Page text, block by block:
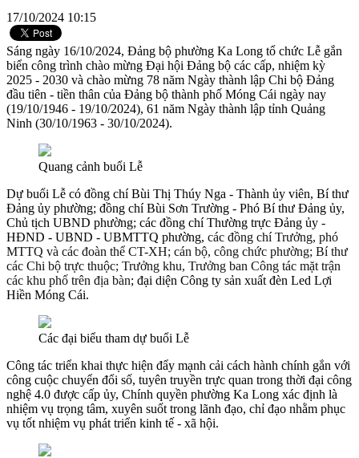
17/10/2024 10:15
Sáng ngày 16/10/2024, Đảng bộ phường Ka Long tổ chức Lễ gắn
biển công trình chào mừng Đại hội Đảng bộ các cấp, nhiệm kỳ
2025 - 2030 và chào mừng 78 năm Ngày thành lập Chi bộ Đảng
đầu tiên - tiền thân của Đảng bộ thành phố Móng Cái ngày nay
(19/10/1946 - 19/10/2024), 61 năm Ngày thành lập tỉnh Quảng
Ninh (30/10/1963 - 30/10/2024).
Quang cảnh buổi Lễ
Dự buổi Lễ có đồng chí Bùi Thị Thúy Nga - Thành ủy viên, Bí thư
Đảng ủy phường; đồng chí Bùi Sơn Trường - Phó Bí thư Đảng ủy,
Chủ tịch UBND phường; các đồng chí Thường trực Đảng ủy -
HĐND - UBND - UBMTTQ phường, các đồng chí Trưởng, phó
MTTQ và các đoàn thể CT-XH; cán bộ, công chức phường; Bí thư
các Chi bộ trực thuộc; Trưởng khu, Trưởng ban Công tác mặt trận
các khu phố trên địa bàn; đại diện Công ty sản xuất đèn Led Lợi
Hiền Móng Cái.
Các đại biểu tham dự buổi Lễ
Công tác triển khai thực hiện đẩy mạnh cải cách hành chính gắn với
công cuộc chuyển đổi số, tuyên truyền trực quan trong thời đại công
nghệ 4.0 được cấp ủy, Chính quyền phường Ka Long xác định là
nhiệm vụ trọng tâm, xuyên suốt trong lãnh đạo, chỉ đạo nhằm phục
vụ tốt nhiệm vụ phát triển kinh tế - xã hội.